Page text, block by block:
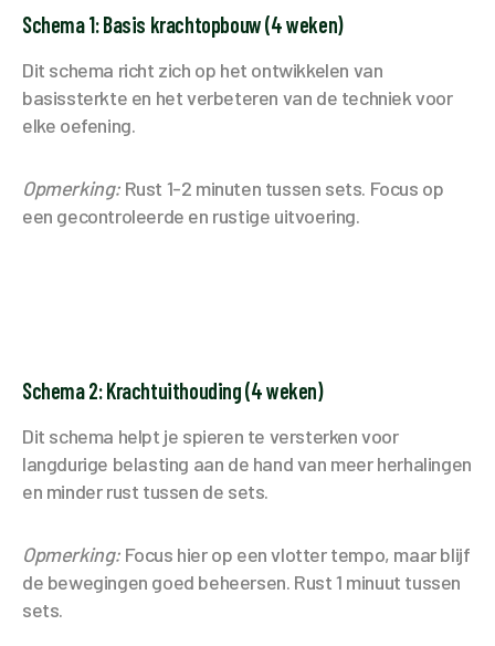
Schema 1: Basis krachtopbouw (4 weken)
Dit schema richt zich op het ontwikkelen van
basissterkte en het verbeteren van de techniek voor
elke oefening.
Opmerking: Rust 1-2 minuten tussen sets. Focus op
een gecontroleerde en rustige uitvoering.
Schema 2: Krachtuithouding (4 weken)
Dit schema helpt je spieren te versterken voor
langdurige belasting aan de hand van meer herhalingen
en minder rust tussen de sets.
Opmerking: Focus hier op een vlotter tempo, maar blijf
de bewegingen goed beheersen. Rust 1 minuut tussen
sets.